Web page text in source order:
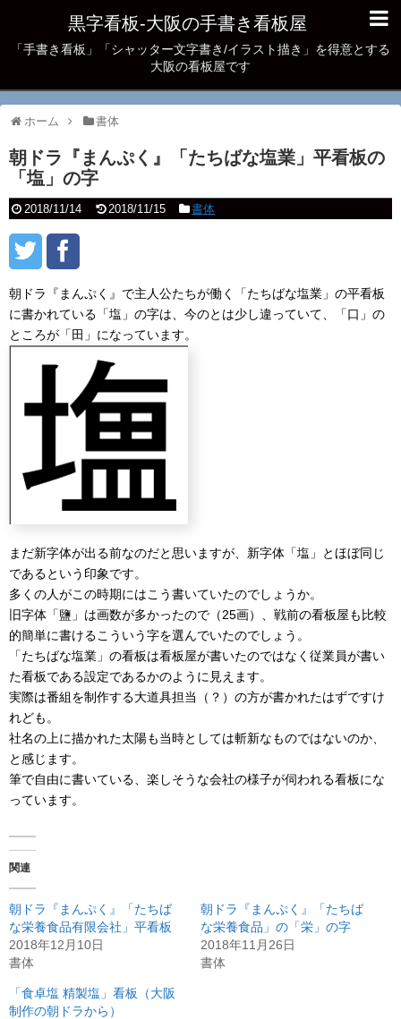
黒字看板‐大阪の手書き看板屋
「手書き看板」「シャッター文字書き/イラスト描き」を得意とする
大阪の看板屋です
ホーム 書体
朝ドラ『まんぷく』「たちばな塩業」平看板の
「塩」の字
2018/11/14 2018/11/15 書体
朝ドラ『まんぷく』で主人公たちが働く「たちばな塩業」の平看板
に書かれている「塩」の字は、今のとは少し違っていて、「口」の
ところが「田」になっています。
まだ新字体が出る前なのだと思いますが、新字体「塩」とほぼ同じ
であるという印象です。
多くの人がこの時期にはこう書いていたのでしょうか。
旧字体「鹽」は画数が多かったので（25画）、戦前の看板屋も比較
的簡単に書けるこういう字を選んでいたのでしょう。
「たちばな塩業」の看板は看板屋が書いたのではなく従業員が書い
た看板である設定であるかのように見えます。
実際は番組を制作する大道具担当（？）の方が書かれたはずですけ
れども。
社名の上に描かれた太陽も当時としては斬新なものではないのか、
と感じます。
筆で自由に書いている、楽しそうな会社の様子が伺われる看板にな
っています。
関連
朝ドラ『まんぷく』「たちば
な栄養食品有限会社」平看板
2018年12月10日
書体
朝ドラ『まんぷく』「たちば
な栄養食品」の「栄」の字
2018年11月26日
書体
「食卓塩 精製塩」看板（大阪
制作の朝ドラから）